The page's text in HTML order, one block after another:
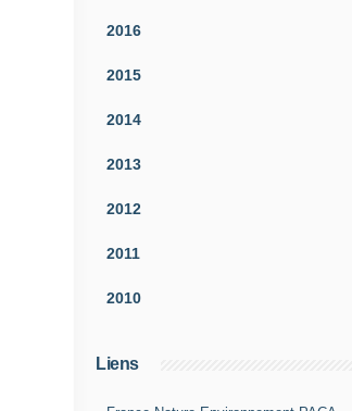
2016
2015
2014
2013
2012
2011
2010
Liens